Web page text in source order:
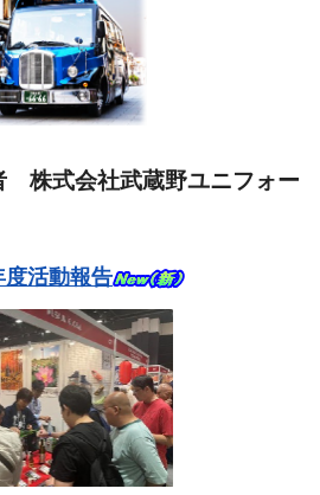
株式会社武蔵野ユニフォー
度活動報告